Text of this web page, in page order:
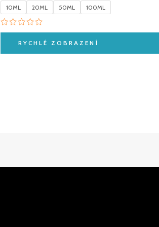
10ML 20ML 50ML 100ML
Hodnocení
5
RYCHLÉ ZOBRAZENÍ